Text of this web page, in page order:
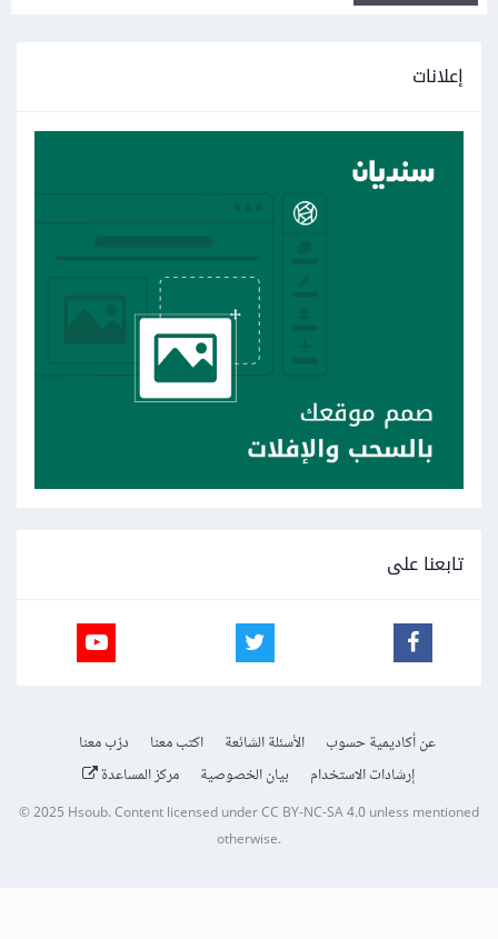
إعلانات
تابعنا على
عن أكاديمية حسوب الأسئلة الشائعة اكتب معنا
درّب معنا
إرشادات الاستخدام
بيان الخصوصية مركز المساعدة
© 2025 Hsoub.Content licensed underCC BY-NC-SA 4.0unless mentioned
otherwise.